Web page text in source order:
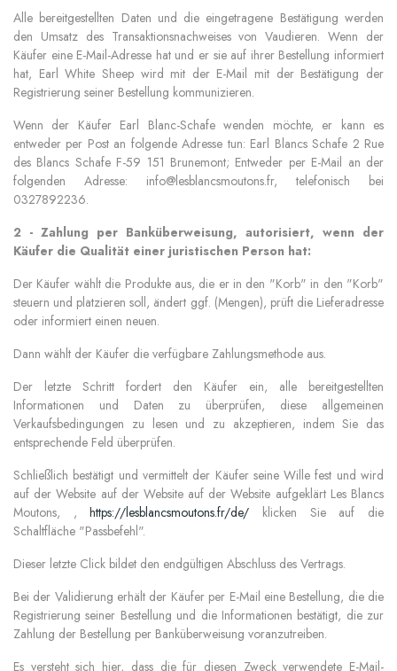
Alle bereitgestellten Daten und die eingetragene Bestätigung werden
den Umsatz des Transaktionsnachweises von Vaudieren. Wenn der
Käufer eine E-Mail-Adresse hat und er sie auf ihrer Bestellung informiert
hat, Earl White Sheep wird mit der E-Mail mit der Bestätigung der
Registrierung seiner Bestellung kommunizieren.
Wenn der Käufer Earl Blanc-Schafe wenden möchte, er kann es
entweder per Post an folgende Adresse tun: Earl Blancs Schafe 2 Rue
des Blancs Schafe F-59 151 Brunemont; Entweder per E-Mail an der
folgenden Adresse: info@lesblancsmoutons.fr, telefonisch bei
0327892236.
2 - Zahlung per Banküberweisung, autorisiert, wenn der
Käufer die Qualität einer juristischen Person hat:
Der Käufer wählt die Produkte aus, die er in den "Korb" in den "Korb"
steuern und platzieren soll, ändert ggf. (Mengen), prüft die Lieferadresse
oder informiert einen neuen.
Dann wählt der Käufer die verfügbare Zahlungsmethode aus.
Der letzte Schritt fordert den Käufer ein, alle bereitgestellten
Informationen und Daten zu überprüfen, diese allgemeinen
Verkaufsbedingungen zu lesen und zu akzeptieren, indem Sie das
entsprechende Feld überprüfen.
Schließlich bestätigt und vermittelt der Käufer seine Wille fest und wird
auf der Website auf der Website auf der Website aufgeklärt Les Blancs
Moutons, ,https://lesblancsmoutons.fr/de/ klicken Sie auf die
Schaltfläche "Passbefehl".
Dieser letzte Click bildet den endgültigen Abschluss des Vertrags.
Bei der Validierung erhält der Käufer per E-Mail eine Bestellung, die die
Registrierung seiner Bestellung und die Informationen bestätigt, die zur
Zahlung der Bestellung per Banküberweisung voranzutreiben.
Es versteht sich hier, dass die für diesen Zweck verwendete E-Mail-